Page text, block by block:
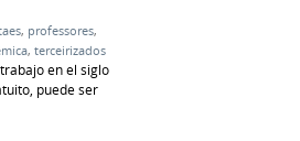
, professores,
, terceirizados
en el siglo
puede ser